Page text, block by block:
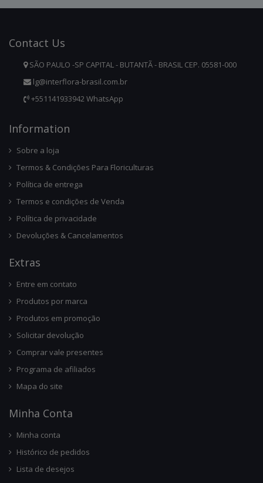
Contact Us
SÃO PAULO -SP CAPITAL - BUTANTÃ - BRASIL CEP. 05581-000
lg@interflora-brasil.com.br
+551141933942 WhatsApp
InforMation
Sobre a loja
Termos & Condições Para Floriculturas
Política de entrega
Termos e condições de Venda
Política de privacidade
Devoluções & Cancelamentos
ExtRas
Entre em contato
Produtos por marca
Produtos em promoção
Solicitar devolução
Comprar vale presentes
Programa de afiliados
Mapa do site
Minha Conta
Minha conta
Histórico de pedidos
Lista de desejos